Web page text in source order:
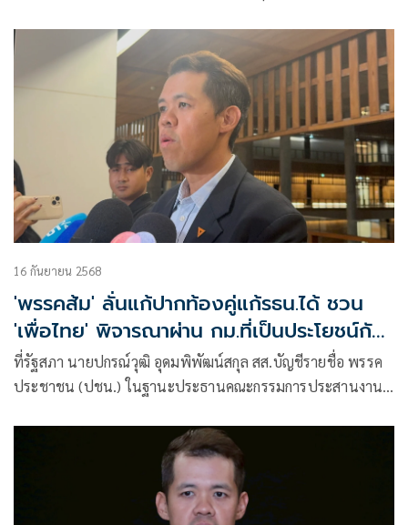
นั้น ผูกพันเฉพาะ “ผลคำวินิจฉัย” ส่วนคำอรรถาธิบายหลายสิบ
หน้าที่นำมาสู่ผลนั้น มิได้ผูกพันใดๆ
16 กันยายน 2568
'พรรคส้ม' ลั่นแก้ปากท้องคู่แก้รธน.ได้ ชวน
'เพื่อไทย' พิจารณาผ่าน กม.ที่เป็นประโยชน์กับ
ประชาชน
ที่รัฐสภา นายปกรณ์วุฒิ อุดมพิพัฒน์สกุล สส.บัญชีรายชื่อ พรรค
ประชาชน (ปชน.) ในฐานะประธานคณะกรรมการประสานงาน